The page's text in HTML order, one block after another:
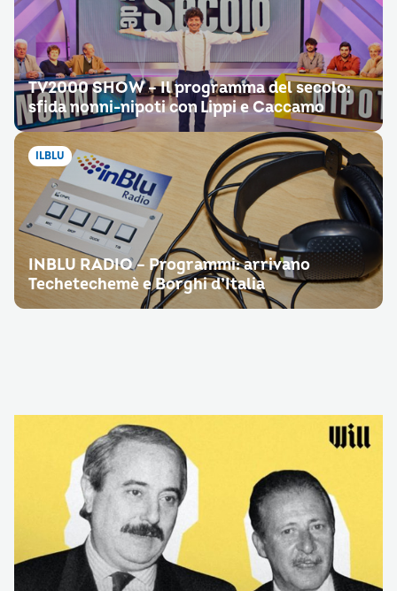
TV2000 SHOW – Il programma del secolo:
sfida nonni-nipoti con Lippi e Caccamo
ILBLU
INBLU RADIO – Programmi: arrivano
Techetechemè e Borghi d’Italia